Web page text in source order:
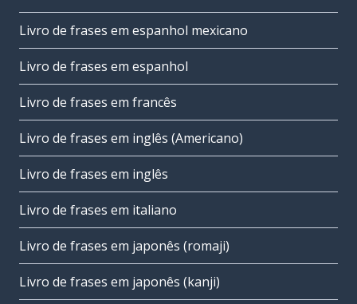
Livro de frases em espanhol mexicano
Livro de frases em espanhol
Livro de frases em francês
Livro de frases em inglês (Americano)
Livro de frases em inglês
Livro de frases em italiano
Livro de frases em japonês (romaji)
Livro de frases em japonês (kanji)